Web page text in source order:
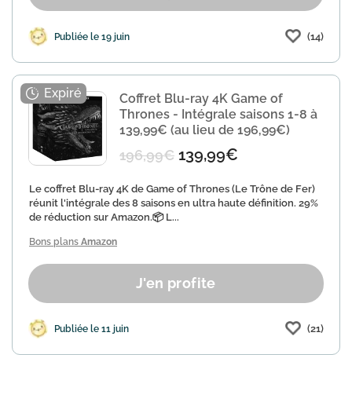
Publiée le 19 juin (14)
Coffret Blu-ray 4K Game of
Thrones - Intégrale saisons 1-8 à
139,99€ (au lieu de 196,99€)
196,99€ 139,99€
Le coffret Blu-ray 4K de Game of Thrones (Le Trône de Fer)
réunit l'intégrale des 8 saisons en ultra haute définition. 29%
de réduction sur Amazon.📦 L...
Bons plans Amazon
J'en profite
Publiée le 11 juin (21)